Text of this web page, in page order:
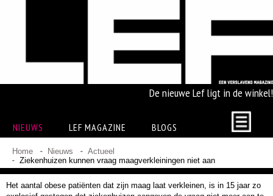
De nieuwe Lef ligt in de winkel!
NIEUWS LEF MAGAZINE BLOGS
Home Nieuws
Actueel
Ziekenhuizen kunnen vraag maagverkleiningen niet aan
Het aantal obese patiënten dat zijn maag laat verkleinen, is in 15 jaar zo